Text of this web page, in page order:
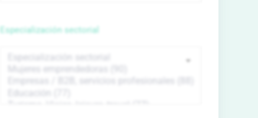
Especialización sectorial